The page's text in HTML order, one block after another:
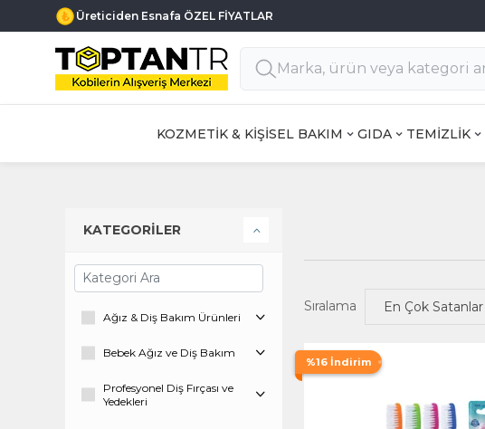
Üreticiden Esnafa ÖZEL FİYATLAR
KOZMETİK & KİŞİSEL BAKIM GIDA TEMİZLİK
Sıralama
%16 İndirim
KATEGORİLER
Ağız & Diş Bakım Ürünleri
Bebek Ağız ve Diş Bakım
Profesyonel Diş Fırçası ve
Yedekleri